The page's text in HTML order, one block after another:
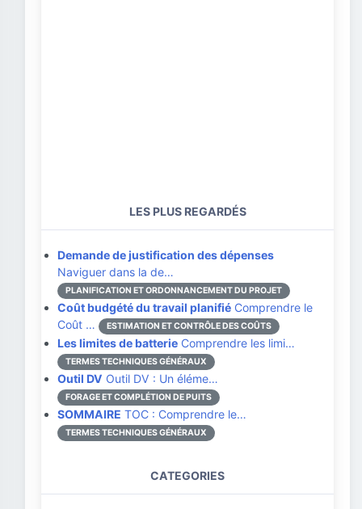
LES PLUS REGARDÉS
Demande de justification des dépenses
Naviguer dans la de…
PLANIFICATION ET ORDONNANCEMENT DU PROJET
Coût budgété du travail planifié Comprendre le
Coût …
ESTIMATION ET CONTRÔLE DES COÛTS
Les limites de batterie Comprendre les limi…
TERMES TECHNIQUES GÉNÉRAUX
Outil DV Outil DV : Un éléme…
FORAGE ET COMPLÉTION DE PUITS
SOMMAIRE TOC : Comprendre le…
TERMES TECHNIQUES GÉNÉRAUX
CATEGORIES